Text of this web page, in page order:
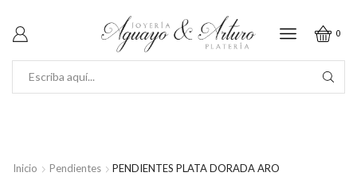
0
Inicio Pendientes PENDIENTES PLATA DORADA ARO